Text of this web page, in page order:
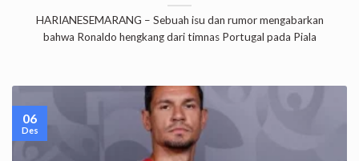
HARIANESEMARANG – Sebuah isu dan rumor mengabarkan
bahwa Ronaldo hengkang dari timnas Portugal pada Piala
06
Des